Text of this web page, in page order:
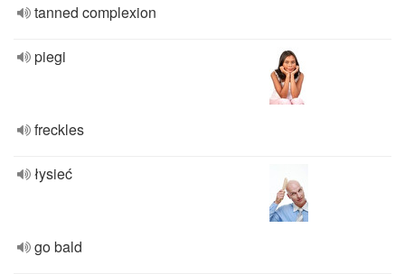
tanned complexion
piegi
freckles
łysieć
go bald